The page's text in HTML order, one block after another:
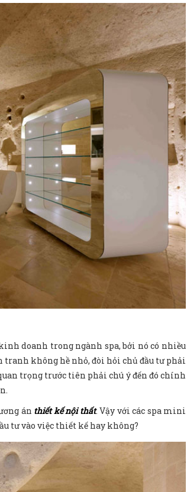
doanh trong ngành spa, bởi nó có nhiều
tranh không hề nhỏ, đòi hỏi chủ đầu tư phải
trọng trước tiên phải chú ý đến đó chính
án thiết kế nội thất. Vậy với các spa mini
tư vào việc thiết kế hay không?